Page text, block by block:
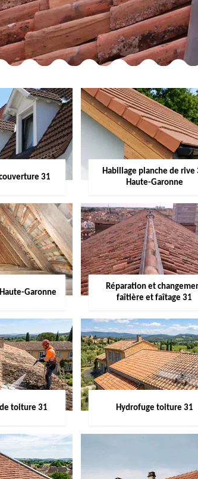
31
Habillage planche de rive
Haute-Garonne
Garonne
Réparation et
faîtière et faîtage 31
toiture 31 Hydrofuge toiture 31